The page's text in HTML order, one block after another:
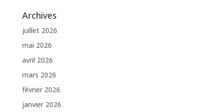
Archives
juillet 2026
mai 2026
avril 2026
mars 2026
février 2026
janvier 2026